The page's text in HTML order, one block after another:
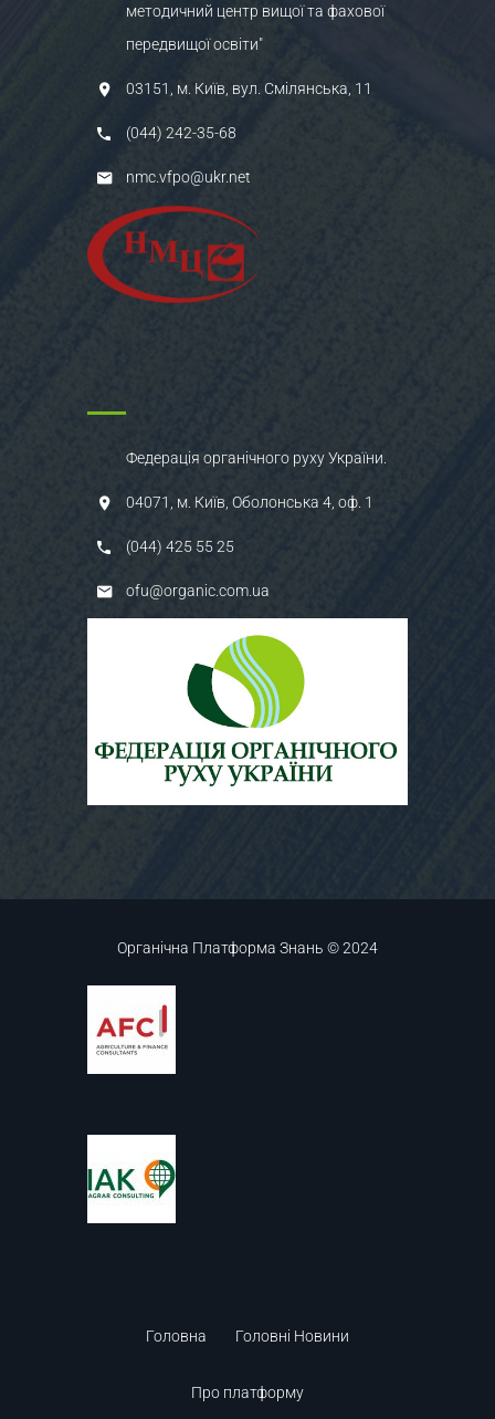
методичний центр вищої та фахової
передвищої освіти"
03151, м. Київ, вул. Смілянська, 11
(044) 242-35-68
nmc.vfpo@ukr.net
Федерація органічного руху України.
04071, м. Київ, Оболонська 4, оф. 1
(044) 425 55 25
ofu@organic.com.ua
Органічна Платформа Знань © 2024
Головна Головні Новини
Про платформу